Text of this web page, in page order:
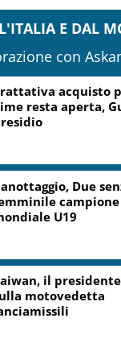
E DAL
con
acquisto
resta aperta,
Due
campione
U19
il
motovedetta